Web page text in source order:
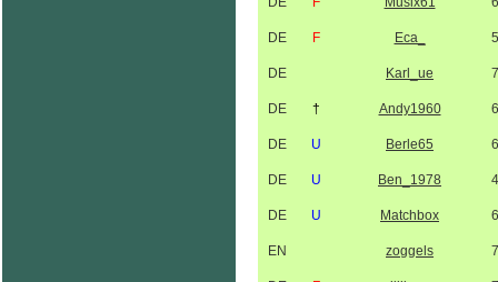
DE F Eca_
DE Karl_ue
DE † Andy1960
DE U Berle65
DE U Ben_1978
DE U Matchbox
EN zoggels